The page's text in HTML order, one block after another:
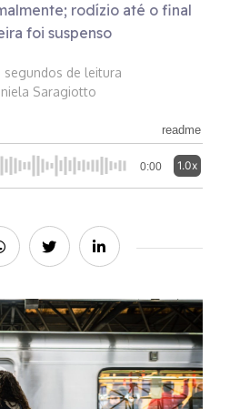
rodízio até o final
foi suspenso
segundos de leitura
Saragiotto
readme
0:00 1.0x